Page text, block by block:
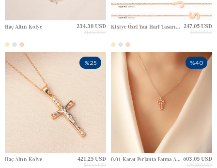
Haç Altın Kolye 234.38 USD
312.50 USD
Kişiye Özel Yan Harf Tasarım Altın Kolye 247.05 USD
329.40 USD
Haç Altın Kolye 421.25 USD
561.66 USD
%25
0.01 Karat Pırlanta Fatma Ana Eli Hamsa Kalp Altın Kolye 603.05 USD
1,005.08 USD
%40